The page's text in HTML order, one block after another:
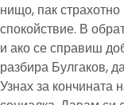
нищо, пак
спокойствие. В
и ако се справиш
разбира Булгаков,
Узнах за кончината